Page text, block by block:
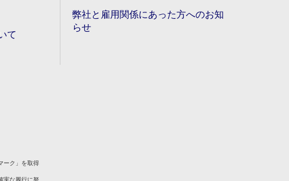
て
弊社と雇用関係にあった方へのお知
らせ
ーク」を取得
実な履行に努